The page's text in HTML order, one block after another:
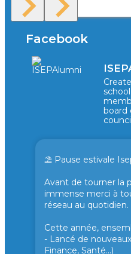
Facebook
board
⛱️ Pause estivale
Avant de tourner la
immense merci à
réseau au quotidien.
Cette année,
- Lancé de
Finance, Santé...)